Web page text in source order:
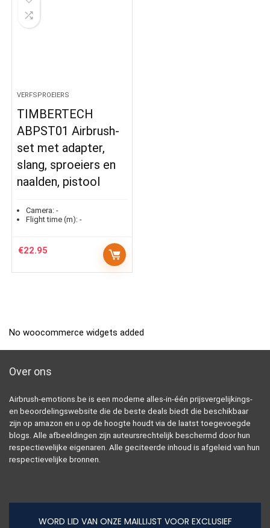
VERFSPROEIERS
TIMBERTECH
ABPST01 Airbrush-
set met adapter,
slang, sproeiers en
naalden, pistool
Camera: -
Flight time (m): -
€22.95
No woocommerce widgets added
Over ons
Airbrush-emotions.be is een moderne alles-in-één prijsvergelijkings-
en beoordelingswebsite die de beste deals biedt die beschikbaar
zijn op amazon en u op de hoogte houdt via de laatst toegevoegde
blogs. Alle afbeeldingen zijn auteursrechtelijk beschermd door hun
respectievelijke eigenaren. Alle geciteerde inhoud is afgeleid van hun
respectievelijke bronnen.
WORD LID VAN ONZE MAILLIJST VOOR EXCLUSIEF